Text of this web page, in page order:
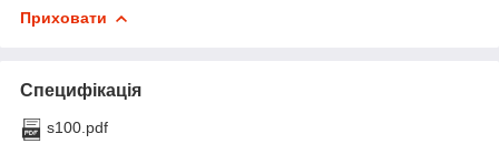
Приховати
Специфікація
s100.pdf